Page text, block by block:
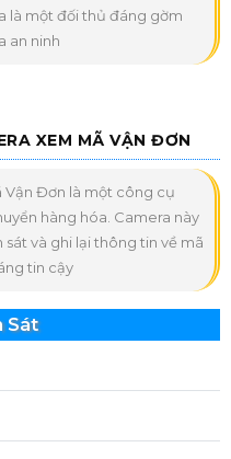
là một đối thủ đáng gờm
an ninh
XEM MÃ VẬN ĐƠN
Vận Đơn là một công cụ
hàng hóa. Camera này
và ghi lại thông tin về mã
tin cậy
Sát